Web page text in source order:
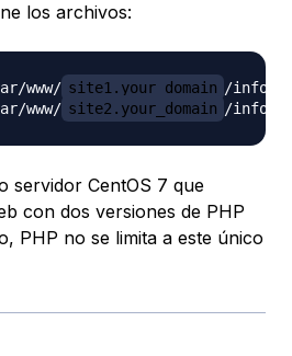
los archivos:
www/ site1.your_domain
www/ site2.your_domain
servidor CentOS 7 que
con dos versiones de PHP
PHP no se limita a este único